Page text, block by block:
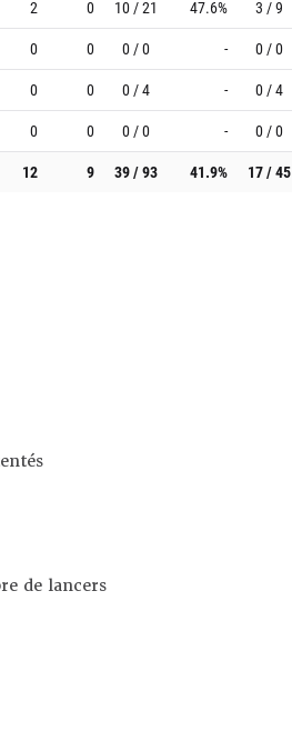
2 0 10 / 21 47.6% 3 / 9
0 0 0 / 0 - 0 / 0
0 0 0 / 4 - 0 / 4
0 0 0 / 0 - 0 / 0
12 9 39 / 93 41.9% 17 / 45
de lancers